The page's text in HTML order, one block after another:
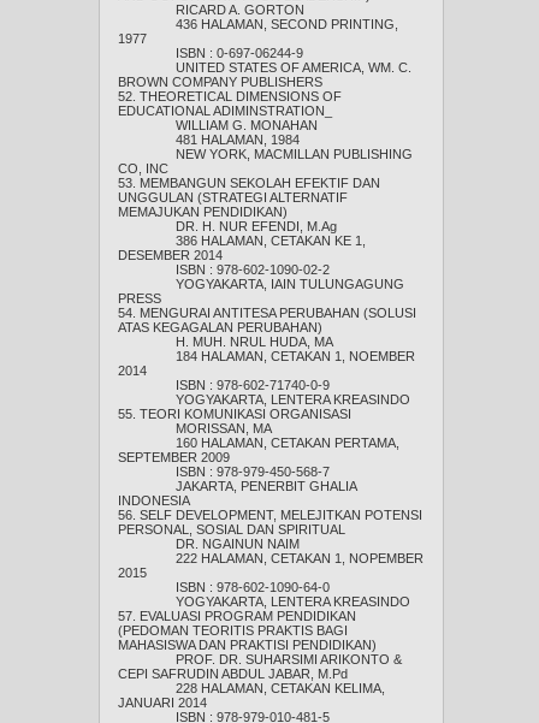
RICARD A. GORTON
436 HALAMAN, SECOND PRINTING,
1977
ISBN : 0-697-06244-9
UNITED STATES OF AMERICA, WM. C.
BROWN COMPANY PUBLISHERS
52. THEORETICAL DIMENSIONS OF
EDUCATIONAL ADIMINSTRATION_
WILLIAM G. MONAHAN
481 HALAMAN, 1984
NEW YORK, MACMILLAN PUBLISHING
CO, INC
53. MEMBANGUN SEKOLAH EFEKTIF DAN
UNGGULAN (STRATEGI ALTERNATIF
MEMAJUKAN PENDIDIKAN)
DR. H. NUR EFENDI, M.Ag
386 HALAMAN, CETAKAN KE 1,
DESEMBER 2014
ISBN : 978-602-1090-02-2
YOGYAKARTA, IAIN TULUNGAGUNG
PRESS
54. MENGURAI ANTITESA PERUBAHAN (SOLUSI
ATAS KEGAGALAN PERUBAHAN)
H. MUH. NRUL HUDA, MA
184 HALAMAN, CETAKAN 1, NOEMBER
2014
ISBN : 978-602-71740-0-9
YOGYAKARTA, LENTERA KREASINDO
55. TEORI KOMUNIKASI ORGANISASI
MORISSAN, MA
160 HALAMAN, CETAKAN PERTAMA,
SEPTEMBER 2009
ISBN : 978-979-450-568-7
JAKARTA, PENERBIT GHALIA
INDONESIA
56. SELF DEVELOPMENT, MELEJITKAN POTENSI
PERSONAL, SOSIAL DAN SPIRITUAL
DR. NGAINUN NAIM
222 HALAMAN, CETAKAN 1, NOPEMBER
2015
ISBN : 978-602-1090-64-0
YOGYAKARTA, LENTERA KREASINDO
57. EVALUASI PROGRAM PENDIDIKAN
(PEDOMAN TEORITIS PRAKTIS BAGI
MAHASISWA DAN PRAKTISI PENDIDIKAN)
PROF. DR. SUHARSIMI ARIKONTO &
CEPI SAFRUDIN ABDUL JABAR, M.Pd
228 HALAMAN, CETAKAN KELIMA,
JANUARI 2014
ISBN : 978-979-010-481-5